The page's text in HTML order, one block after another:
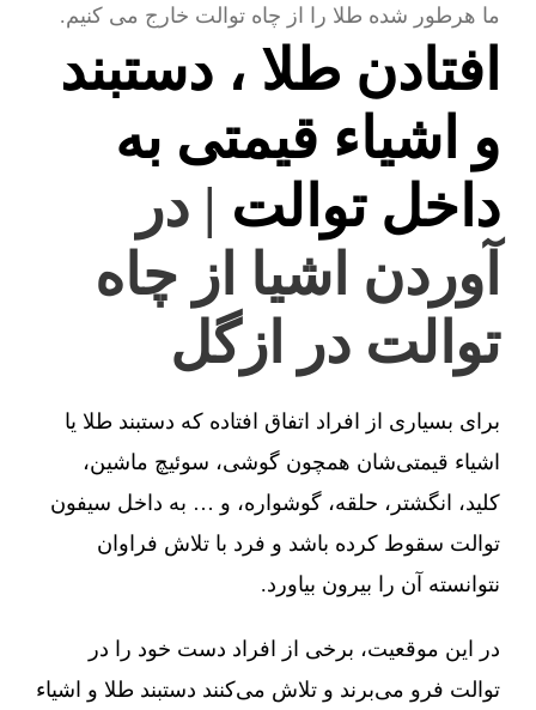
ما هرطور شده طلا را از چاه توالت خارج می کنیم.
افتادن طلا ، دستبند
و اشیاء قیمتی به
داخل توالت | در
آوردن اشیا از چاه
توالت در ازگل
برای بسیاری از افراد اتفاق افتاده که دستبند طلا یا
اشیاء قیمتی‌شان همچون گوشی، سوئیچ ماشین،
کلید، انگشتر، حلقه، گوشواره، و … به داخل سیفون
توالت سقوط کرده باشد و فرد با تلاش فراوان
نتوانسته آن را بیرون بیاورد.
در این موقعیت، برخی از افراد دست خود را در
توالت فرو می‌برند و تلاش می‌کنند دستبند طلا و اشیاء